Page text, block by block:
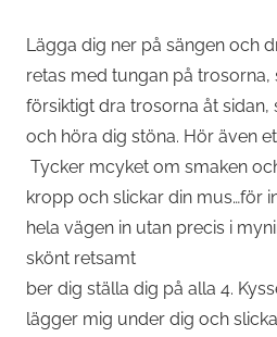
Lägga dig ner på sängen och
retas med tungan på trosorna,
försiktigt dra trosorna åt sidan,
och höra dig stöna. Hör även
Tycker mcyket om smaken
kropp och slickar din mus…för
hela vägen in utan precis i
skönt retsamt
ber dig ställa dig på alla 4.
lägger mig under dig och